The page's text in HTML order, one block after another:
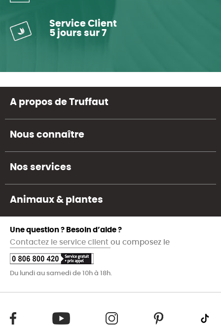
Service Client
5 jours sur 7
A propos de Truffaut
Nous connaître
Nos services
Animaux & plantes
Une question ? Besoin d’aide ?
Contactez le service client ou composez le
Du lundi au samedi de 10h à 18h.